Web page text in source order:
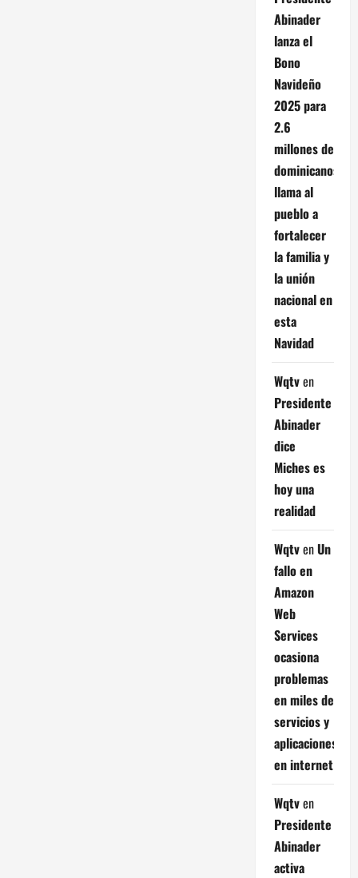
Abinader
lanza el
Bono
Navideño
2025 para
2.6
millones de
dominicanos;
llama al
pueblo a
fortalecer
la familia y
la unión
nacional en
esta
Navidad
Wqtven
Presidente
Abinader
dice
Miches es
hoy una
realidad
WqtvenUn
fallo en
Amazon
Web
Services
ocasiona
problemas
en miles de
servicios y
aplicaciones
en internet
Wqtven
Presidente
Abinader
activa